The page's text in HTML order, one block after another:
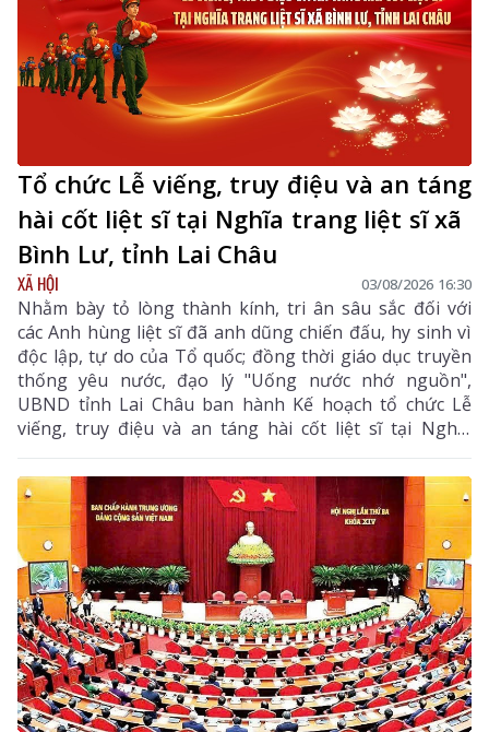
Tổ chức Lễ viếng, truy điệu và an táng
hài cốt liệt sĩ tại Nghĩa trang liệt sĩ xã
Bình Lư, tỉnh Lai Châu
XÃ HỘI 03/08/2026 16:30
Nhằm bày tỏ lòng thành kính, tri ân sâu sắc đối với
các Anh hùng liệt sĩ đã anh dũng chiến đấu, hy sinh vì
độc lập, tự do của Tổ quốc; đồng thời giáo dục truyền
thống yêu nước, đạo lý "Uống nước nhớ nguồn",
UBND tỉnh Lai Châu ban hành Kế hoạch tổ chức Lễ
viếng, truy điệu và an táng hài cốt liệt sĩ tại Nghĩa
trang liệt sĩ xã Bình Lư. Bộ Chỉ huy Quân sự tỉnh là
đơn vị chủ trì, phối hợp với các sở, ngành, địa phương
triển khai các nội dung, bảo đảm buổi lễ được tổ chức
trang nghiêm, trọng thể, đúng nghi thức.